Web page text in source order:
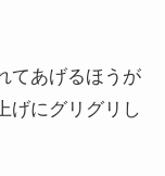
てあげるほうが
げにグリグリし